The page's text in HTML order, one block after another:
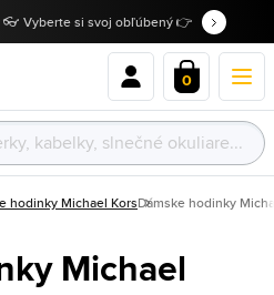
👓 Vyberte si svoj obľúbený 👉
0
hodinky Michael KorsDámske hodinky
Michael